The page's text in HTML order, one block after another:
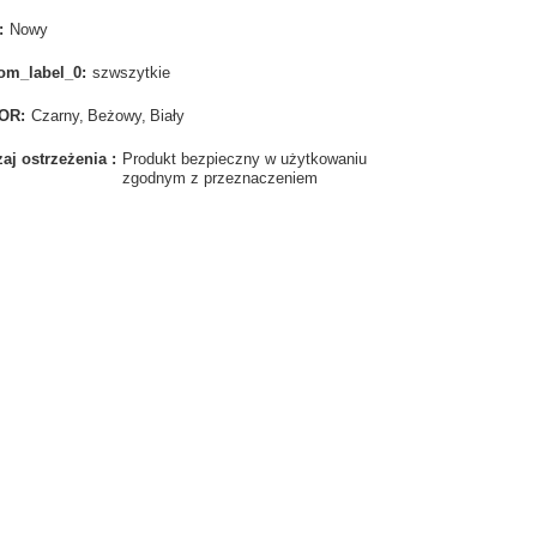
Nowy
szwszytkie
Czarny Beżowy Biały
ostrzeżenia
Produkt bezpieczny w użytkowaniu
zgodnym z przeznaczeniem